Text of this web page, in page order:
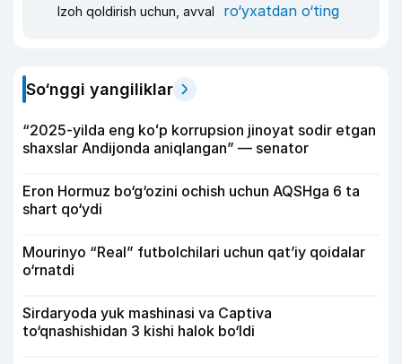
Izoh qoldirish uchun, avval ro‘yxatdan o‘ting
So‘nggi yangiliklar
“2025-yilda eng koʻp korrupsion jinoyat sodir etgan
shaxslar Andijonda aniqlangan” — senator
Eron Hormuz bo‘g‘ozini ochish uchun AQSHga 6 ta
shart qo‘ydi
Mourinyo “Real” futbolchilari uchun qat’iy qoidalar
o‘rnatdi
Sirdaryoda yuk mashinasi va Captiva
to‘qnashishidan 3 kishi halok bo‘ldi